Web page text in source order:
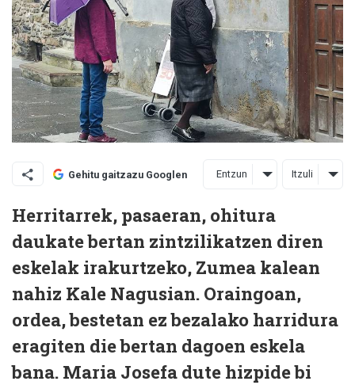
Gehitu gaitzazu Googlen Entzun Itzuli
Herritarrek, pasaeran, ohitura
daukate bertan zintzilikatzen diren
eskelak irakurtzeko, Zumea kalean
nahiz Kale Nagusian. Oraingoan,
ordea, bestetan ez bezalako harridura
eragiten die bertan dagoen eskela
bana. Maria Josefa dute hizpide bi